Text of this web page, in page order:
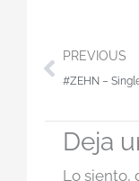
AntPREVIOUS
#ZEHN –
Deja
Lo siento,